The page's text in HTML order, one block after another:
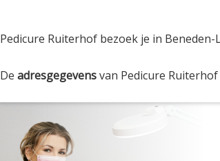
Pedicure Ruiterhof bezoek je in Beneden-
De adresgegevensvan Pedicure Ruiterhof